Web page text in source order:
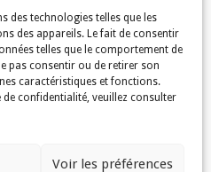
des technologies telles que les
des appareils. Le fait de consentir
telles que le comportement de
pas consentir ou de retirer son
caractéristiques et fonctions.
confidentialité, veuillez consulter
Voir les préférences
| Tous droits réservés